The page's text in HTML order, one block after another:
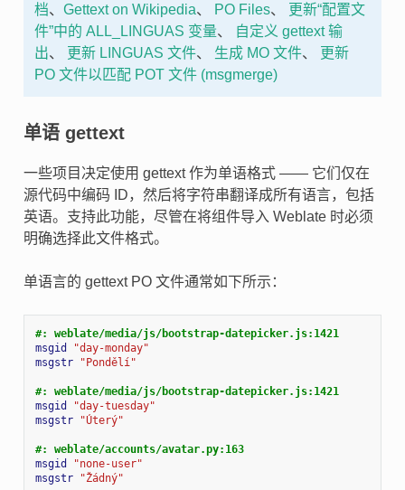
档、 Gettext on Wikipedia、 PO Files、
更新“配置文
件”中的 ALL_LINGUAS 变量、
自定义 gettext 输
出、 更新 LINGUAS 文件、 生成 MO 文件、
更新
PO 文件以匹配 POT 文件 (msgmerge)
单语 gettext
一些项目决定使用 gettext 作为单语格式 —— 它们仅在
源代码中编码 ID，然后将字符串翻译成所有语言，包括
英语。支持此功能，尽管在将组件导入 Weblate 时必须
明确选择此文件格式。
单语言的 gettext PO 文件通常如下所示：
#: weblate/media/js/bootstrap-datepicker.js:1421
msgid
"day-monday"
msgstr
"Pondělí"
#: weblate/media/js/bootstrap-datepicker.js:1421
msgid
"day-tuesday"
msgstr
"Úterý"
#: weblate/accounts/avatar.py:163
msgid
"none-user"
msgstr
"Žádný"